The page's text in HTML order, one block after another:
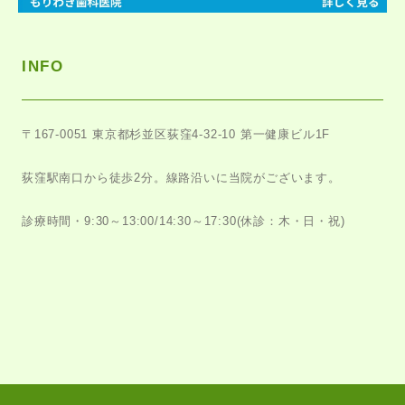
INFO
〒167-0051 東京都杉並区荻窪4-32-10 第一健康ビル1F
荻窪駅南口から徒歩2分。 線路沿いに当院がございます。
診療時間・9:30～13:00/14:30～17:30(休診：木・日・祝)